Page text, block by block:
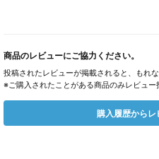
商品のレビューにご協力ください。
投稿されたレビューが掲載されると、もれ
※ご購入されたことがある商品のみレビュー
購入履歴からレ